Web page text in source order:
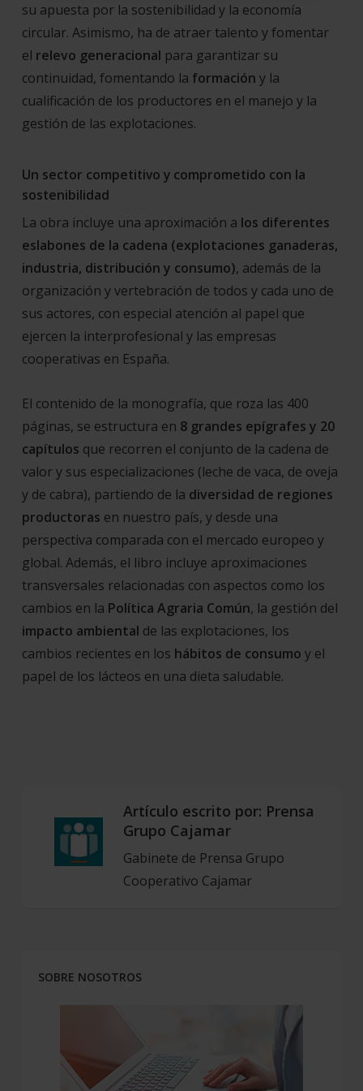
su apuesta por la sostenibilidad y la economía
circular. Asimismo, ha de atraer talento y fomentar
el relevo generacional para garantizar su
continuidad, fomentando la formación y la
cualificación de los productores en el manejo y la
gestión de las explotaciones.
Un sector competitivo y comprometido con la
sostenibilidad
La obra incluye una aproximación a los diferentes
eslabones de la cadena (explotaciones ganaderas,
industria, distribución y consumo), además de la
organización y vertebración de todos y cada uno de
sus actores, con especial atención al papel que
ejercen la interprofesional y las empresas
cooperativas en España.
El contenido de la monografía, que roza las 400
páginas, se estructura en 8 grandes epígrafes y 20
capítulos que recorren el conjunto de la cadena de
valor y sus especializaciones (leche de vaca, de oveja
y de cabra), partiendo de la diversidad de regiones
productoras en nuestro país, y desde una
perspectiva comparada con el mercado europeo y
global. Además, el libro incluye aproximaciones
transversales relacionadas con aspectos como los
cambios en la Política Agraria Común, la gestión del
impacto ambiental de las explotaciones, los
cambios recientes en los hábitos de consumo y el
papel de los lácteos en una dieta saludable.
Artículo escrito por: Prensa
Grupo Cajamar
Gabinete de Prensa Grupo
Cooperativo Cajamar
SOBRE NOSOTROS